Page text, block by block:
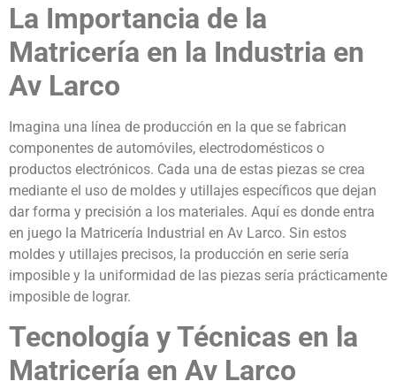
La Importancia de la
Matricería en la Industria en
Av Larco
Imagina una línea de producción en la que se fabrican
componentes de automóviles, electrodomésticos o
productos electrónicos. Cada una de estas piezas se crea
mediante el uso de moldes y utillajes específicos que dejan
dar forma y precisión a los materiales. Aquí es donde entra
en juego la Matricería Industrial en Av Larco. Sin estos
moldes y utillajes precisos, la producción en serie sería
imposible y la uniformidad de las piezas sería prácticamente
imposible de lograr.
Tecnología y Técnicas en la
Matricería en Av Larco